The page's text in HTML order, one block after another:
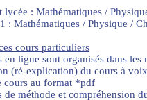
lycée : Mathématiques /
: Mathématiques / Physique /
cours particuliers
en ligne sont organisés dans
(ré-explication) du cours à
cours au format *pdf
de méthode et compréhension